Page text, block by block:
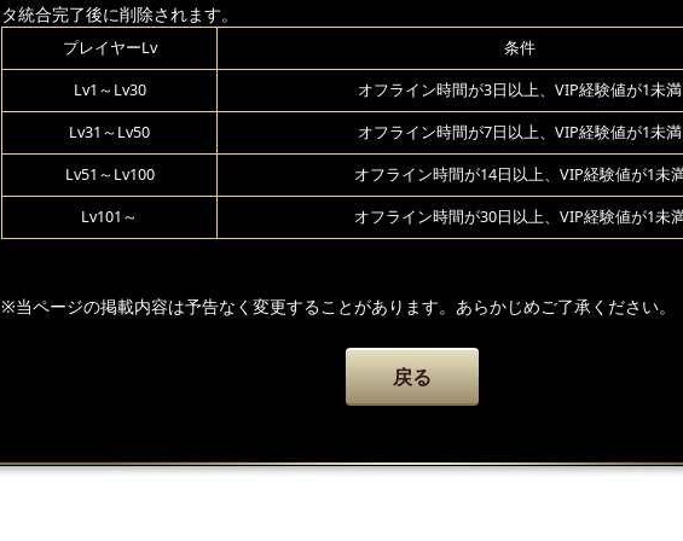
タ統合完了後に削除されます。
プレイヤーLv 条件
Lv1～Lv30 オフライン時間が3日以上、VIP経験値が1未満
Lv31～Lv50 オフライン時間が7日以上、VIP経験値が1未満
Lv51～Lv100 オフライン時間が14日以上、VIP経験値が1未
Lv101～ オフライン時間が30日以上、VIP経験値が1未
※当ページの掲載内容は予告なく変更することがあります。あらかじめご了承ください。
戻る